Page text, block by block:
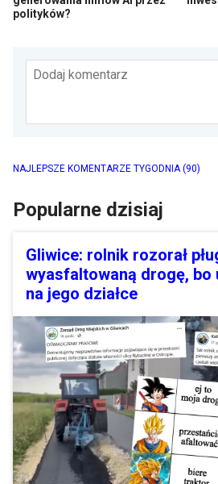
polityków?
Dodaj komentarz
NAJLEPSZE KOMENTARZE TYGODNIA(90)
Popularne dzisiaj
Gliwice: rolnik rozorał
wyasfaltowaną drogę, bo
na jego działce